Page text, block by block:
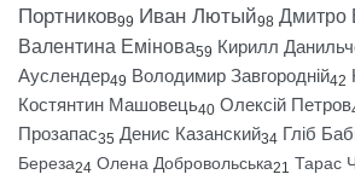
Портников99 Иван Лютый98 Дмитро
Валентина Емінова59 Кирилл
Ауслендер49 Володимир Завгородній42
Костянтин Машовець40 Олексій Петров
Прозапас35 Денис Казанский34 Гліб
Береза24 Олена Добровольська21 Тарас